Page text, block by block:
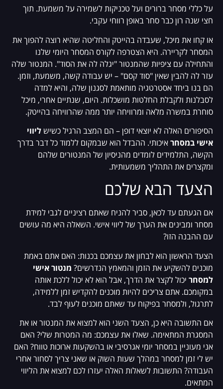
על כללי מסחר ברורים ועל טכניקות לשמירה על משמעת. תוך
חצי שנה רון כבר סחר באופן רווחי עקבי.
או קחו את מיכל, שעבדה בהייטק והחליטה שהיא רוצה להפוך את
המסחר לקריירה. היא הצטרפה לקורס המסחר היומי שלנו
והתחילה עם ציפיות שהמנטור "יגלה לה את הסוד". המנטור שלה
עזר לה להבין שאין "סוד קסם" – יש עבודה קשה, משמעת, וזמן.
הם בנו ביחד אסטרטגיה מותאמת לסגנון שלה, והיא למדה
לסבלנות ולקבלת החלטות מושכלות. היום, שנתיים אחרי, מיכל
סוחרת במשרה מלאה ומרוויחה יותר ממה שהרוויחה בהייטק.
הסיפורים האלה לא יוצאי דופן – הם המצב הרגיל כשישליווי
אישי במסחראיכותי. ההבדל הוא שבמקום ללמוד כל דבר בדרך
הקשה, התלמידים לומדים מהניסיון של המנטורים שלהם
ומקצרים את התהליך משמעותית.
הצעד הבא שלכם
אם הגעתם עד לכאן, סביר להניח שאתם רציניים לגבי למידת
מסחר ומבינים את הערך של ליווי אישי. השאלה היא מה עושים
עם ההבנה הזו?
הצעד הראשון הוא לבחון את עצמכם בכנות: האם אתם באמת
מוכנים להשקיע את הזמן והמאמץ הנדרשים? מנטור אישי
למסחר יכול לקצר את הדרך, אבל הוא לא יכול ללכת אותה
במקומכם. אתם צריכים להיות מוכנים להקדיש זמן ללמידה,
לתרגול, ולמסחר בפיקוח עד שאתם מוכנים לעוף לבד.
אם התשובה היא כן, הצעד השני הוא למצוא את המנטור או את
המסגרת המתאימה. שאלו את עצמכם: מה המטרות שלי? האם
אני מעוניין במסחר יומי אגרסיבי או בהשקעות ארוכות טווח? האם
יש לי זמן למסחר במהלך שעות השוק או שאני צריך לסחור אחרי
העבודה? התשובות לשאלות האלה יעזרו לכם למצוא את הליווי
המתאים.